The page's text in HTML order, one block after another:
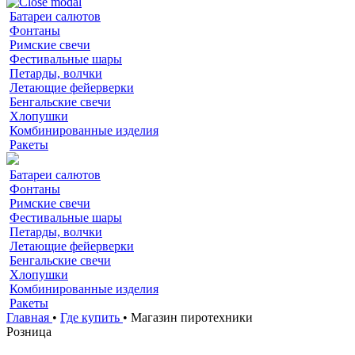
Батареи салютов
Фонтаны
Римские свечи
Фестивальные шары
Петарды, волчки
Летающие фейерверки
Бенгальские свечи
Хлопушки
Комбинированные изделия
Ракеты
Батареи салютов
Фонтаны
Римские свечи
Фестивальные шары
Петарды, волчки
Летающие фейерверки
Бенгальские свечи
Хлопушки
Комбинированные изделия
Ракеты
Главная • Где купить • Магазин пиротехники
Розница